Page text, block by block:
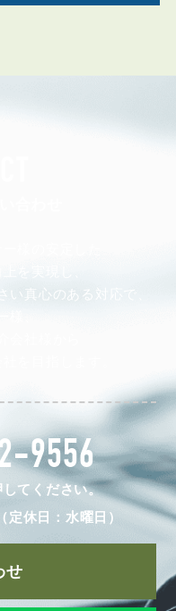
い真心のある対応で、
会社様から
を目指します。
9556
てください。
定休日：水曜日）
せ